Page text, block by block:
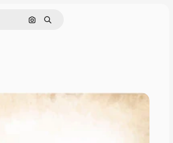
Cerca per immagine
Ricerca